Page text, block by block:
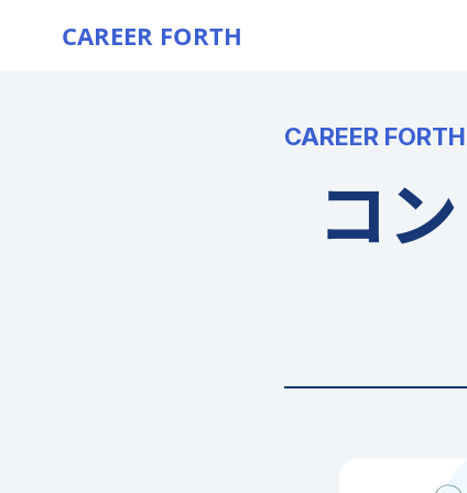
CAREER FORTH
CAREER FORTH
コ